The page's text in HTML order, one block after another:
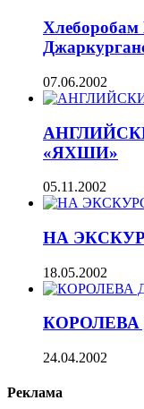
Хлеборобам
07.06.2002
«ЯХШИ»
05.11.2002
НА
18.05.2002
24.04.2002
Реклама